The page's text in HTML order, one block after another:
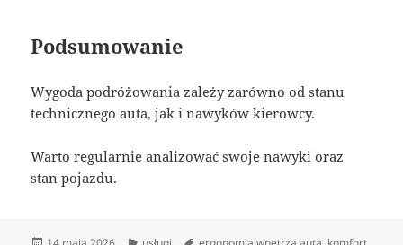
Podsumowanie
Wygoda podróżowania zależy zarówno od stanu
technicznego auta, jak i nawyków kierowcy.
Warto regularnie analizować swoje nawyki oraz
stan pojazdu.
Data Kategorie Tagi